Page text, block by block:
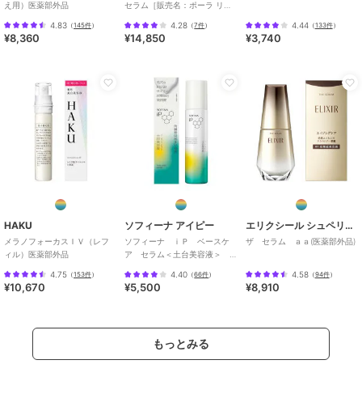
え用）医薬部外品
4.83 （145件）
¥8,360
セラム［販売名：ポーラ リン
4.28 （7件）
¥14,850
4.44 （133件）
¥3,740
HAKU
メラノフォーカスＩＶ（レフ
ィル）医薬部外品
4.75 （153件）
¥10,670
ソフィーナ アイピー
ソフィーナ ｉＰ ベースケ
ア セラム＜土台美容液＞
4.40 （66件）
¥5,500
エリクシール シュペリエル
ザ セラム ａａ(医薬部外品)
4.58（94件）
¥8,910
もっとみる